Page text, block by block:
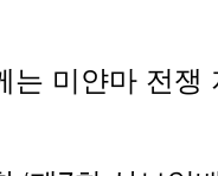
미얀마 전